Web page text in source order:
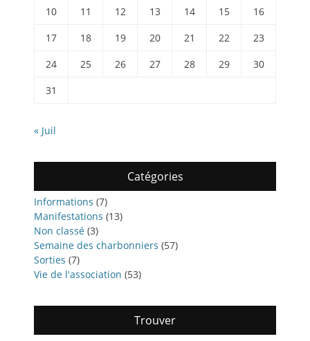
10
11 12 13 14 15
16
17
18 19 20 21 22
23
24
25 26 27 28 29
30
31
« Juil
Catégories
Informations (7)
Manifestations (13)
Non classé (3)
Semaine des charbonniers (57)
Sorties (7)
Vie de l'association (53)
Trouver